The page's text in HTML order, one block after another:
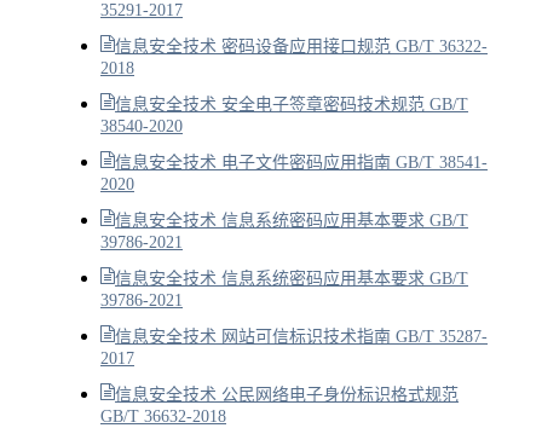
35291-2017
信息安全技术 密码设备应用接口规范 GB/T 36322-
2018
信息安全技术 安全电子签章密码技术规范 GB/T
38540-2020
信息安全技术 电子文件密码应用指南 GB/T 38541-
2020
信息安全技术 信息系统密码应用基本要求 GB/T
39786-2021
信息安全技术 信息系统密码应用基本要求 GB/T
39786-2021
信息安全技术 网站可信标识技术指南 GB/T 35287-
2017
信息安全技术 公民网络电子身份标识格式规范
GB/T 36632-2018